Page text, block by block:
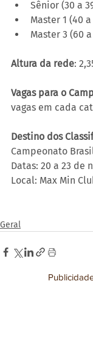
Sênior (30 a
Master 1 (40
Master 3 (60
Altura da rede:
Vagas para o
vagas em cada
Destino dos
Campeonato
Datas: 20 a 23 de
Local: Max Min
Geral